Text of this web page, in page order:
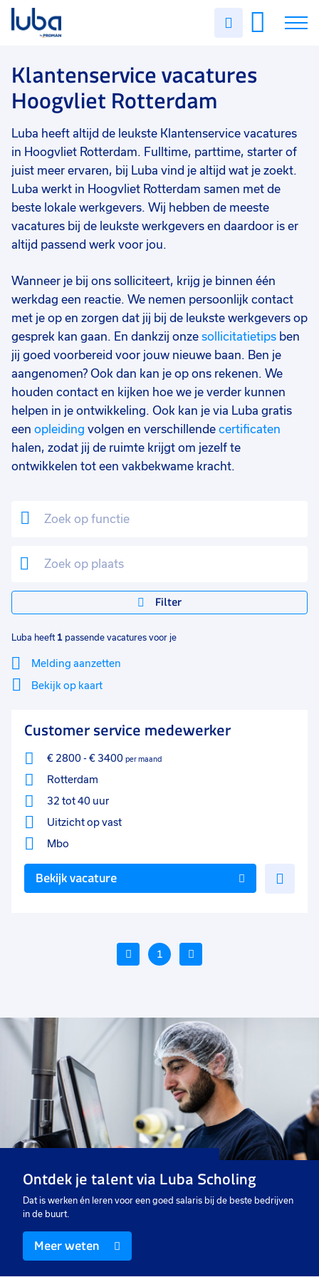
Uren
Vacatures
Over ons
Voor werkgevers
Contact
Klantenservice vacatures
Hoogvliet Rotterdam
Luba heeft altijd de leukste Klantenservice vacatures
in Hoogvliet Rotterdam. Fulltime, parttime, starter of
juist meer ervaren, bij Luba vind je altijd wat je zoekt.
Luba werkt in Hoogvliet Rotterdam samen met de
beste lokale werkgevers. Wij hebben de meeste
vacatures bij de leukste werkgevers en daardoor is er
altijd passend werk voor jou.
Wanneer je bij ons solliciteert, krijg je binnen één
werkdag een reactie. We nemen persoonlijk contact
met je op en zorgen dat jij bij de leukste werkgevers op
gesprek kan gaan. En dankzij onze sollicitatietips ben
jij goed voorbereid voor jouw nieuwe baan. Ben je
aangenomen? Ook dan kan je op ons rekenen. We
houden contact en kijken hoe we je verder kunnen
helpen in je ontwikkeling. Ook kan je via Luba gratis
een opleiding volgen en verschillende certificaten
halen, zodat jij de ruimte krijgt om jezelf te
ontwikkelen tot een vakbekwame kracht.
Filter
Filter vacatures
Vakgebied 0
Klantenservice
Opleidingsniveau
Uitzicht op vast 1
Uren per week 0
37 - 40+ uur 1
25 - 32 uur 1
Luba heeft 1 passende vacatures voor je
Melding aanzetten
Bekijk op kaart
Filter
Sluiten
Customer service medewerker
€ 2800- € 3400 per maand
Rotterdam
32 tot 40 uur
Uitzicht op vast
Mbo
Bekijk vacature
Vorige
1
Voeg
toe
aan
favorieten
Customer service
medewerker
32 tot 40 uur
€ 2800- € 3400 p.m.
Ontdek je talent via Luba Scholing
Dat is werken én leren voor een goed salaris bij de beste bedrijven
in de buurt.
Meer weten